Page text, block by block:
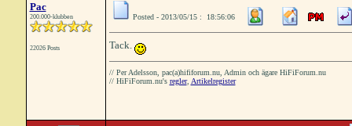
Pac
200.000-klubben
22026 Posts
Posted - 2013/05/15 : 18:56:06
Tack.
// Per Adelsson, pac(a)hififorum.nu, Admin och ägare HiFiForum.nu
// HiFiForum.nu's regler, Artikelregister